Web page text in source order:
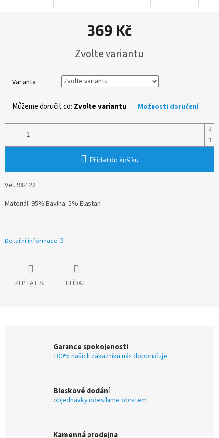
369 Kč
cena:
Zvolte variantu
Varianta
Můžeme doručit do: Zvolte variantu Možnosti doručení
Přidat do košíku
Vel. 98-122
Materiál: 95% Bavlna, 5% Elastan
Detailní informace
ZEPTAT SE HLÍDAT
Garance spokojenosti
100% našich zákazníků nás doporučuje
Bleskové dodání
objednávky odesíláme obratem
Kamenná prodejna